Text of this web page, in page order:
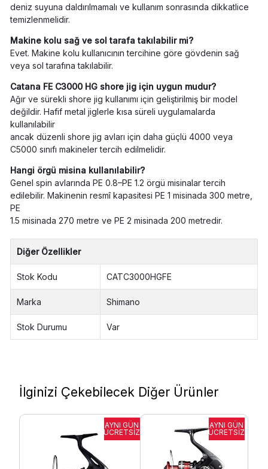
deniz suyuna daldırılmamalı ve kullanım sonrasında dikkatlice
temizlenmelidir.
Makine kolu sağ ve sol tarafa takılabilir mi?
Evet. Makine kolu kullanıcının tercihine göre gövdenin sağ
veya sol tarafına takılabilir.
Catana FE C3000 HG shore jig için uygun mudur?
Ağır ve sürekli shore jig kullanımı için geliştirilmiş bir model
değildir. Hafif metal jiglerle kısa süreli uygulamalarda
kullanılabilir
ancak düzenli shore jig avları için daha güçlü 4000 veya
C5000 sınıfı makineler tercih edilmelidir.
Hangi örgü misina kullanılabilir?
Genel spin avlarında PE 0.8–PE 1.2 örgü misinalar tercih
edilebilir. Makinenin resmî kapasitesi PE 1 misinada 300 metre,
PE
1.5 misinada 270 metre ve PE 2 misinada 200 metredir.
Diğer Özellikler
Stok Kodu CATC3000HGFE
Marka Shimano
Stok Durumu Var
İlginizi Çekebilecek Diğer Ürünler